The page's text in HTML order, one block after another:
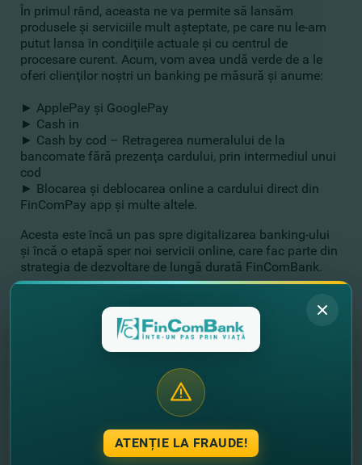
În primul rând, aceasta ne va permite să lansăm
produsele şi serviciile mult aşteptate, pe care nu le-am
putut lansa în condiţiile actuale şi cu centrul de
procesare curent. Acum, vom avea undă verde de a le
oferi clienţilor noştri un banking pe măsură şi anume:
► ApplePay şi GooglePay
► Cash in
► Cash by cod – Retragerea numeralului de la
bancomate fără prezenţa cardului, prin intermediul unui
cod
► Blocarea şi deblocarea online a cardului direct din
FinComPay app şi multe altele.
Acesta este încă un pas spre digitalizarea banking-ului
şi încă o etapă sper noi servicii online, care fac parte din
strategia de dezvoltare de lungă durată FinComBank.
Alte noutăţi
ATENȚIE LA FRAUDE!